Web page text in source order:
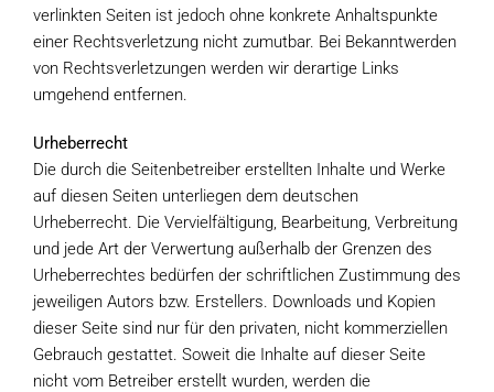
verlinkten Seiten ist jedoch ohne konkrete Anhaltspunkte
einer Rechtsverletzung nicht zumutbar. Bei Bekanntwerden
von Rechtsverletzungen werden wir derartige Links
umgehend entfernen.
Urheberrecht
Die durch die Seitenbetreiber erstellten Inhalte und Werke
auf diesen Seiten unterliegen dem deutschen
Urheberrecht. Die Vervielfältigung, Bearbeitung, Verbreitung
und jede Art der Verwertung außerhalb der Grenzen des
Urheberrechtes bedürfen der schriftlichen Zustimmung des
jeweiligen Autors bzw. Erstellers. Downloads und Kopien
dieser Seite sind nur für den privaten, nicht kommerziellen
Gebrauch gestattet. Soweit die Inhalte auf dieser Seite
nicht vom Betreiber erstellt wurden, werden die